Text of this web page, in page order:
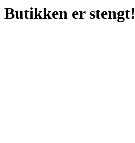
Butikken er stengt!